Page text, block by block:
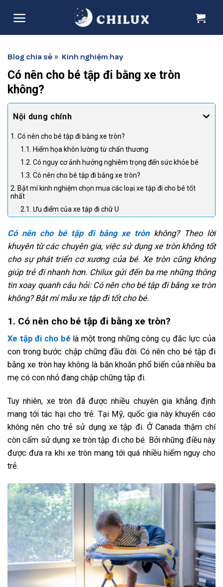
Blog chia sẻ » Kinh nghiệm hay
Có nên cho bé tập đi bằng xe tròn
không?
1. Có nên cho bé tập đi bằng xe tròn?
1.1. Hiểm họa khôn lường từ chấn thương
1.2. Có nguy cơ ảnh hưởng nghiêm trọng đến sức khỏe bé
1.3. Có nên cho bé tập đi bằng xe tròn?
2. Bật mí kinh nghiệm chọn mua các loại xe tập đi cho bé tốt
nhất
2.1. Ưu điểm của xe tập đi chữ U
Có nên cho bé tập đi bằng xe trònkhông? Theo lời
khuyên từ các chuyên gia, việc sử dụng xe tròn không tốt
cho sự phát triển cơ xương của bé. Xe tròn cũng không
giúp trẻ đi nhanh hơn. Chilux gửi đến ba mẹ những thông
tin xoay quanh câu hỏi: Có nên cho bé tập đi bằng xe tròn
không? Bật mí mẫu xe tập đi tốt cho bé.
1. Có nên cho bé tập đi bằng xe tròn?
Xe tập đi cho bé là một trong những công cụ đắc lực của
con trong bước chập chững đầu đời. Có nên cho bé tập đi
bằng xe tròn hay không là băn khoăn phổ biến của nhiều ba
mẹ có con nhỏ đang chập chững tập đi.
Tuy nhiên, xe tròn đã được nhiều chuyên gia khẳng định
mang tới tác hại cho trẻ. Tại Mỹ, quốc gia này khuyến cáo
không nên cho trẻ sử dụng xe tập đi. Ở Canada thậm chí
còn cấm sử dụng xe tròn tập đi cho bé. Bởi những điều này
được đưa ra khi xe tròn mang tới quá nhiều hiểm nguy cho
trẻ.